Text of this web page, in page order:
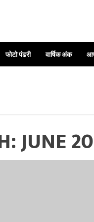
फोटो पंढरी वार्षिक अंक
JUNE